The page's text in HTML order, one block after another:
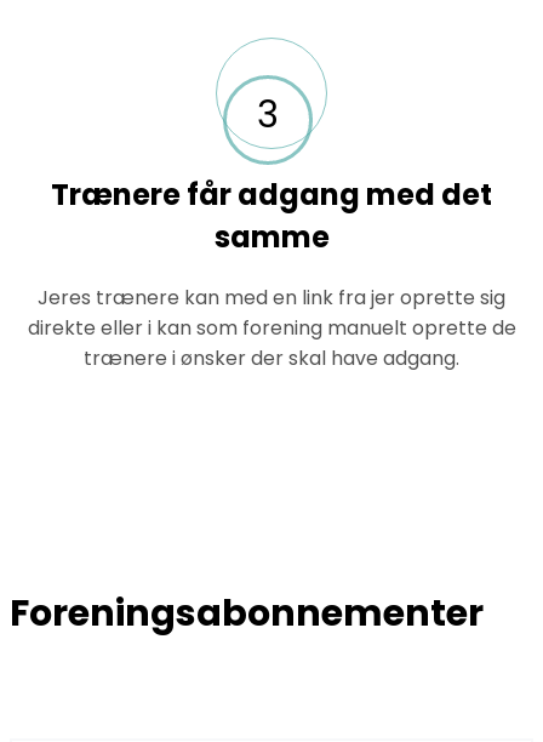
3
Trænere får adgang med det
samme
Jeres trænere kan med en link fra jer oprette sig
direkte eller i kan som forening manuelt oprette de
trænere i ønsker der skal have adgang.
Foreningsabonnementer